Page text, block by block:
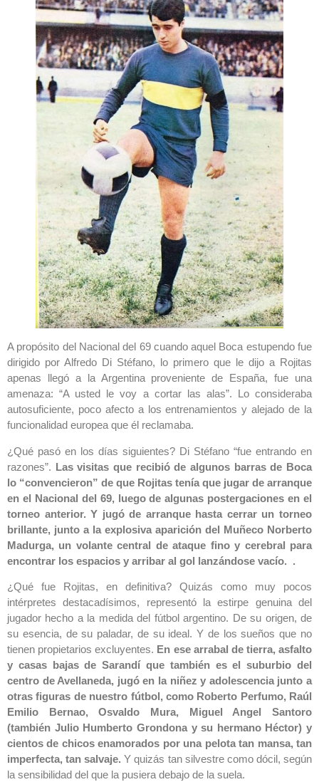
A propósito del Nacional del 69 cuando aquel Boca estupendo fue
dirigido por Alfredo Di Stéfano, lo primero que le dijo a Rojitas
apenas llegó a la Argentina proveniente de España, fue una
amenaza: “A usted le voy a cortar las alas”. Lo consideraba
autosuficiente, poco afecto a los entrenamientos y alejado de la
funcionalidad europea que él reclamaba.
¿Qué pasó en los días siguientes? Di Stéfano “fue entrando en
razones”. Las visitas que recibió de algunos barras de Boca
lo “convencieron” de que Rojitas tenía que jugar de arranque
en el Nacional del 69, luego de algunas postergaciones en el
torneo anterior. Y jugó de arranque hasta cerrar un torneo
brillante, junto a la explosiva aparición del Muñeco Norberto
Madurga, un volante central de ataque fino y cerebral para
encontrar los espacios y arribar al gol lanzándose vacío. .
¿Qué fue Rojitas, en definitiva? Quizás como muy pocos
intérpretes destacadísimos, representó la estirpe genuina del
jugador hecho a la medida del fútbol argentino. De su origen, de
su esencia, de su paladar, de su ideal. Y de los sueños que no
tienen propietarios excluyentes. En ese arrabal de tierra, asfalto
y casas bajas de Sarandí que también es el suburbio del
centro de Avellaneda, jugó en la niñez y adolescencia junto a
otras figuras de nuestro fútbol, como Roberto Perfumo, Raúl
Emilio Bernao, Osvaldo Mura, Miguel Angel Santoro
(también Julio Humberto Grondona y su hermano Héctor) y
cientos de chicos enamorados por una pelota tan mansa, tan
imperfecta, tan salvaje. Y quizás tan silvestre como dócil, según
la sensibilidad del que la pusiera debajo de la suela.